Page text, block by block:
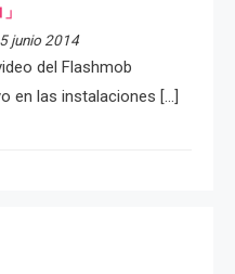
junio 2014
del Flashmob
en las instalaciones […]